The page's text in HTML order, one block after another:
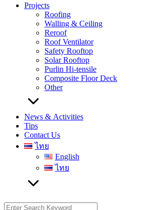
Projects
Roofing
Walling & Ceiling
Reroof
Roof Ventilator
Safety Rooftop
Solar Rooftop
Purlin Hi-tensile
Composite Floor Deck
Other
News & Activities
Tips
Contact Us
ไทย
English
ไทย
Search